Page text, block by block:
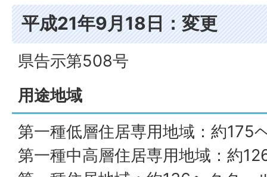
平成21年9月18日：変更
県告示第508号
用途地域
第一種低層住居専用地域：約175
第一種中高層住居専用地域：約